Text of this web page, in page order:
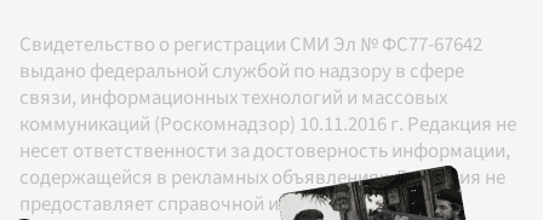
Свидетельство о регистрации СМИ Эл № ФС77-67642
выдано федеральной службой по надзору в сфере
связи, информационных технологий и массовых
коммуникаций (Роскомнадзор) 10.11.2016 г. Редакция не
несет ответственности за достоверность информации,
содержащейся в рекламных объявлениях. Редакция не
предоставляет справочной информации.